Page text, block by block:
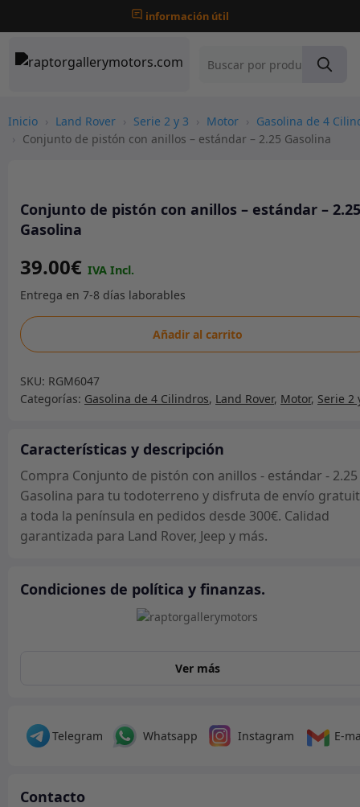
información útil
Inicio › Land Rover › Serie 2 y 3 › Motor › Gasolina de 4
› Conjunto de pistón con anillos – estándar – 2.25 Gasolina
Conjunto de pistón con anillos – estándar – 2.25
Gasolina
39.00€
Conjunto
de
con
anillos
estándar
2.25
Gasolina
cantidad
Añadir al carrito
SKU: RGM6047
Categorías: Gasolina de 4 Cilindros, Land Rover, Motor, Serie 2
Características y descripción
Compra Conjunto de pistón con anillos - estándar - 2.25
Gasolina para tu todoterreno y disfruta de envío
a toda la península en pedidos desde 300€. Calidad
garantizada para Land Rover, Jeep y más.
Condiciones de política y finanzas.
Ver más
Telegram Whatsapp Instagram E-
Contacto